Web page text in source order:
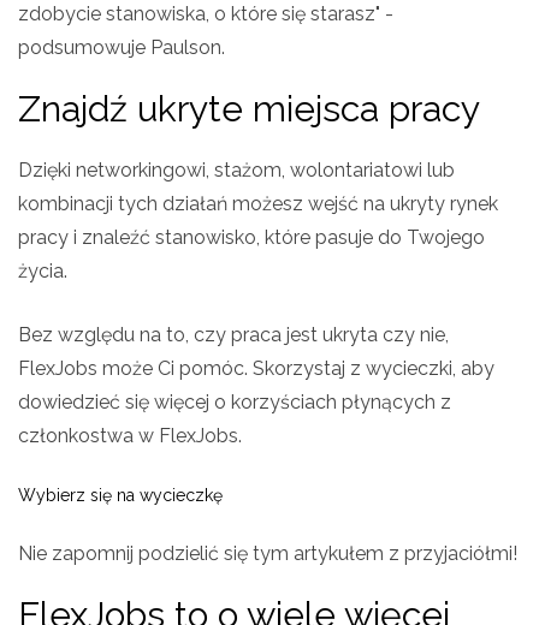
zdobycie stanowiska, o które się starasz" -
podsumowuje Paulson.
Znajdź ukryte miejsca pracy
Dzięki networkingowi, stażom, wolontariatowi lub
kombinacji tych działań możesz wejść na ukryty rynek
pracy i znaleźć stanowisko, które pasuje do Twojego
życia.
Bez względu na to, czy praca jest ukryta czy nie,
FlexJobs może Ci pomóc. Skorzystaj z wycieczki, aby
dowiedzieć się więcej o korzyściach płynących z
członkostwa w FlexJobs.
Wybierz się na wycieczkę
Nie zapomnij podzielić się tym artykułem z przyjaciółmi!
FlexJobs to o wiele więcej